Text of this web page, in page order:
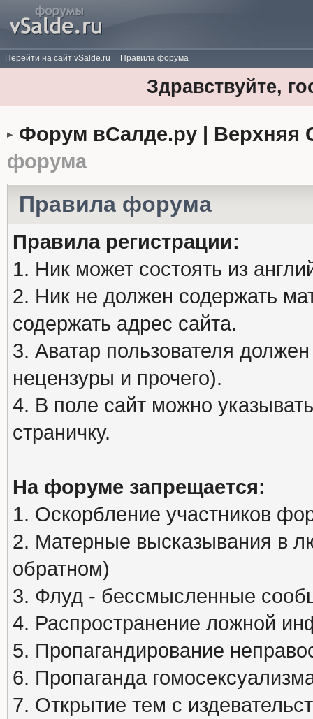
Перейти на сайт vSalde.ru Правила форума
Здравствуйте,
Форум вСалде.ру | Верхняя
форума
Правила форума
Правила регистрации:
1. Ник может состоять из
2. Ник не должен содержать
содержать адрес сайта.
3. Аватар пользователя
нецензуры и прочего).
4. В поле сайт можно
страничку.
На форуме запрещается:
1. Оскорбление участников
2. Матерные высказывания в
обратном)
3. Флуд - бессмысленные
4. Распространение ложной
5. Пропагандирование
6. Пропаганда
7. Открытие тем с